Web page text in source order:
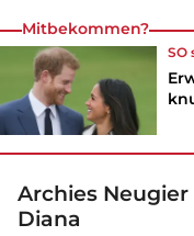
Mitbekommen?
SO
Archies
Diana